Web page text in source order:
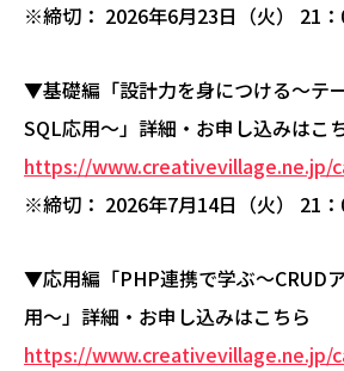
※締切： 2026年6月23日（火） 21
▼基礎編「設計力を身につける～テ
SQL応用～」詳細・お申し込みはこ
https://www.creativevillage.ne.jp/
※締切： 2026年7月14日（火） 21
▼応用編「PHP連携で学ぶ～CRUD
用～」詳細・お申し込みはこちら
https://www.creativevillage.ne.jp/